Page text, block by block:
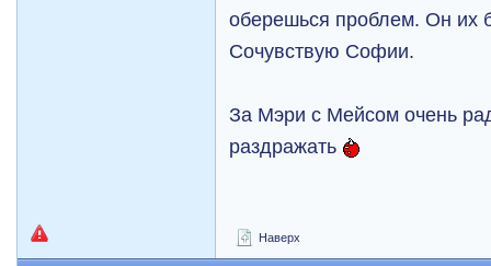
оберешься проблем. Он их
Сочувствую Софии.
За Мэри с Мейсом очень
раздражать
Наверх